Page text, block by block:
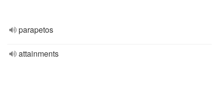
parapetos
attainments